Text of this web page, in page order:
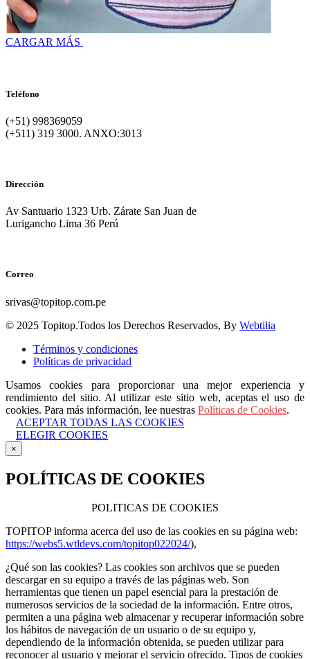
CARGAR MÁS
Teléfono
(+51) 998369059
(+511) 319 3000. ANXO:3013
Dirección
Av Santuario 1323 Urb. Zárate San Juan de
Lurigancho Lima 36 Perú
Correo
srivas@topitop.com.pe
© 2025 Topitop.Todos los Derechos Reservados, By Webtilia
Términos y condiciones
Políticas de privacidad
Usamos cookies para proporcionar una mejor experiencia y
rendimiento del sitio. Al utilizar este sitio web, aceptas el uso de
cookies. Para más información, lee nuestras Políticas de Cookies.
ACEPTAR TODAS LAS COOKIES
ELEGIR COOKIES
×
POLÍTICAS DE COOKIES
POLITICAS DE COOKIES
TOPITOP informa acerca del uso de las cookies en su página web:
https://webs5.wtldevs.com/topitop022024/),
¿Qué son las cookies? Las cookies son archivos que se pueden
descargar en su equipo a través de las páginas web. Son
herramientas que tienen un papel esencial para la prestación de
numerosos servicios de la sociedad de la información. Entre otros,
permiten a una página web almacenar y recuperar información sobre
los hábitos de navegación de un usuario o de su equipo y,
dependiendo de la información obtenida, se pueden utilizar para
reconocer al usuario y mejorar el servicio ofrecido. Tipos de cookies